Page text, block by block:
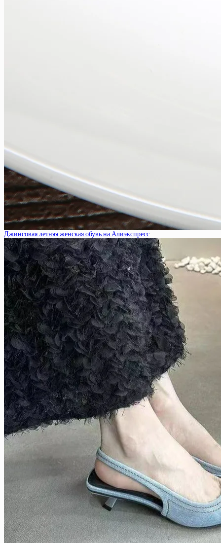
Джинсовая летняя женская обувь на Алиэкспресс